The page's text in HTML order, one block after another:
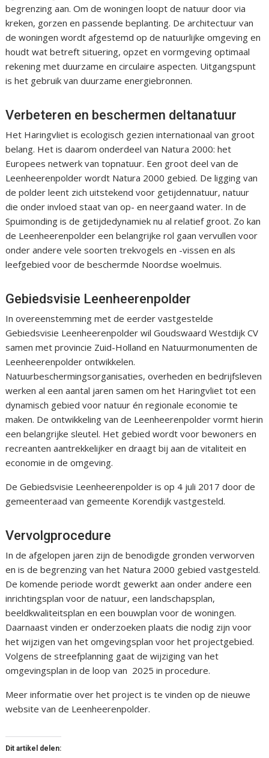
begrenzing aan. Om de woningen loopt de natuur door via
kreken, gorzen en passende beplanting. De architectuur van
de woningen wordt afgestemd op de natuurlijke omgeving en
houdt wat betreft situering, opzet en vormgeving optimaal
rekening met duurzame en circulaire aspecten. Uitgangspunt
is het gebruik van duurzame energiebronnen.
Verbeteren en beschermen deltanatuur
Het Haringvliet is ecologisch gezien internationaal van groot
belang. Het is daarom onderdeel van Natura 2000: het
Europees netwerk van topnatuur. Een groot deel van de
Leenheerenpolder wordt Natura 2000 gebied. De ligging van
de polder leent zich uitstekend voor getijdennatuur, natuur
die onder invloed staat van op- en neergaand water. In de
Spuimonding is de getijdedynamiek nu al relatief groot. Zo kan
de Leenheerenpolder een belangrijke rol gaan vervullen voor
onder andere vele soorten trekvogels en -vissen en als
leefgebied voor de beschermde Noordse woelmuis.
Gebiedsvisie Leenheerenpolder
In overeenstemming met de eerder vastgestelde
Gebiedsvisie Leenheerenpolder wil Goudswaard Westdijk CV
samen met provincie Zuid-Holland en Natuurmonumenten de
Leenheerenpolder ontwikkelen.
Natuurbeschermingsorganisaties, overheden en bedrijfsleven
werken al een aantal jaren samen om het Haringvliet tot een
dynamisch gebied voor natuur én regionale economie te
maken. De ontwikkeling van de Leenheerenpolder vormt hierin
een belangrijke sleutel. Het gebied wordt voor bewoners en
recreanten aantrekkelijker en draagt bij aan de vitaliteit en
economie in de omgeving.
De Gebiedsvisie Leenheerenpolder is op 4 juli 2017 door de
gemeenteraad van gemeente Korendijk vastgesteld.
Vervolgprocedure
In de afgelopen jaren zijn de benodigde gronden verworven
en is de begrenzing van het Natura 2000 gebied vastgesteld.
De komende periode wordt gewerkt aan onder andere een
inrichtingsplan voor de natuur, een landschapsplan,
beeldkwaliteitsplan en een bouwplan voor de woningen.
Daarnaast vinden er onderzoeken plaats die nodig zijn voor
het wijzigen van het omgevingsplan voor het projectgebied.
Volgens de streefplanning gaat de wijziging van het
omgevingsplan in de loop van 2025 in procedure.
Meer informatie over het project is te vinden op de nieuwe
website van de Leenheerenpolder.
Dit artikel delen: